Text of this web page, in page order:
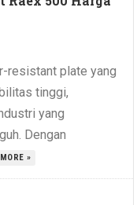
resistant plate yang
tinggi,
yang
Dengan
»